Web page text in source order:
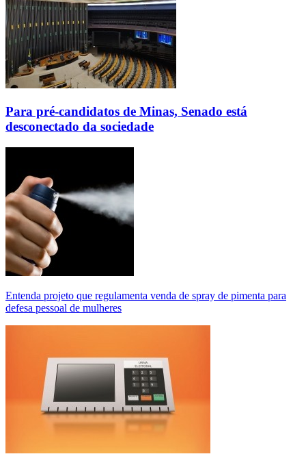
Para pré-candidatos de Minas, Senado está
desconectado da sociedade
Entenda projeto que regulamenta venda de spray de pimenta para
defesa pessoal de mulheres